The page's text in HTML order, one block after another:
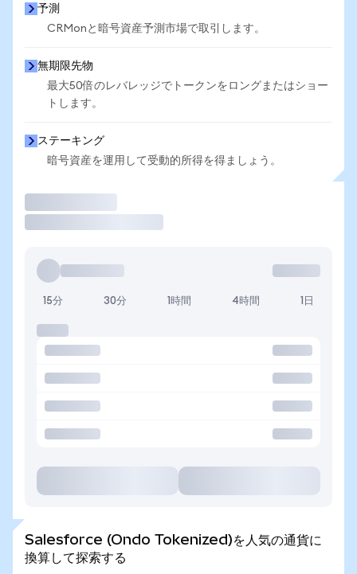
予測
CRMonと暗号資産予測市場で取引します。
無期限先物
最大50倍のレバレッジでトークンをロングまたはショー
トします。
ステーキング
暗号資産を運用して受動的所得を得ましょう。
15分 30分 1時間 4時間 1日
Salesforce (Ondo Tokenized)を人気の通貨に
換算して探索する